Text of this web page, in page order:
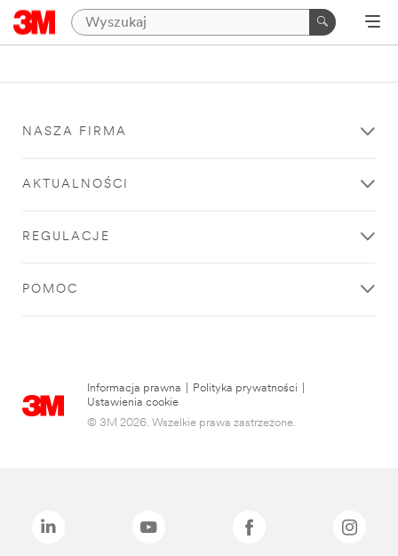
NASZA FIRMA
AKTUALNOŚCI
REGULACJE
POMOC
Informacja prawna Polityka prywatności
Ustawienia cookie
© 3M 2026. Wszelkie prawa zastrzeżone.